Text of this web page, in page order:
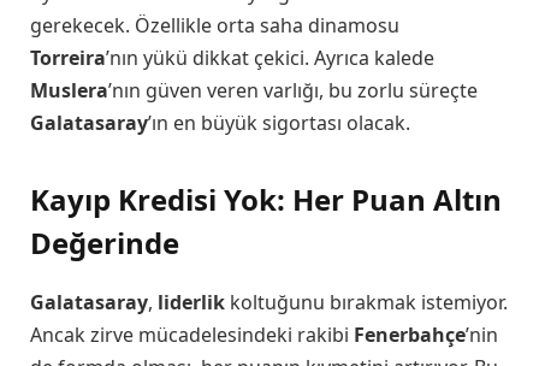
gerekecek. Özellikle orta saha dinamosu
Torreira’nın yükü dikkat çekici. Ayrıca kalede
Muslera’nın güven veren varlığı, bu zorlu süreçte
Galatasaray’ın en büyük sigortası olacak.
Kayıp Kredisi Yok: Her Puan Altın
Değerinde
Galatasaray, liderlik koltuğunu bırakmak istemiyor.
Ancak zirve mücadelesindeki rakibi Fenerbahçe’nin